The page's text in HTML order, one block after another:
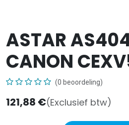
ASTAR
CANON
(0 beoordeling)
121,88 €(Exclusief btw)